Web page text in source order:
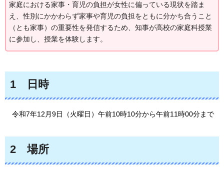
家庭における家事・育児の負担が女性に偏っている現状を踏ま
え、性別にかかわらず家事や育児の負担をともに分かち合うこと
（とも家事）の重要性を発信するため、知事が高校の家庭科授業
に参加し、授業を体験します。
1 日 時
令和7年12月9日（火曜日）午前10時10分から午前11時00分まで
2 場所